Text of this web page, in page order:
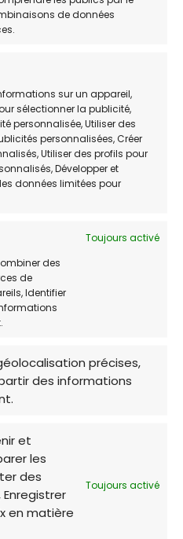
de données
sur un appareil,
sélectionner la publicité,
personnalisée, Utiliser des
personnalisées, Créer
Utiliser des profils pour
Développer et
données limitées pour
Toujours activé
des
de
Identifier
précises,
des informations
et
les
des
en matière
Toujours activé
ce contenu
Toulon
SPA
à faible coût
de qualité pour
sans se ruiner est
pour de
Heureusement,